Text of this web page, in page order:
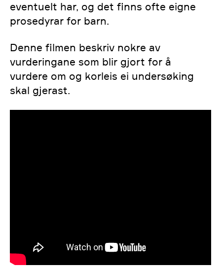
eventuelt har, og det finns ofte eigne
prosedyrar for barn.
Denne filmen beskriv nokre av
vurderingane som blir gjort for å
vurdere om og korleis ei undersøking
skal gjerast.